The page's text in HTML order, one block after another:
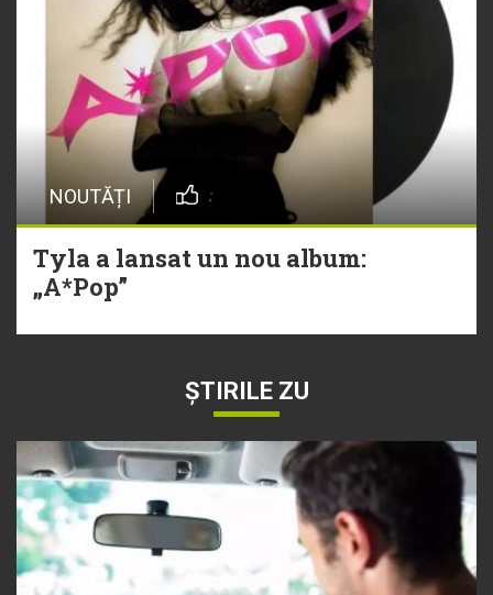
NOUTĂȚI
Tyla a lansat un nou album:
„A*Pop”
ȘTIRILE ZU